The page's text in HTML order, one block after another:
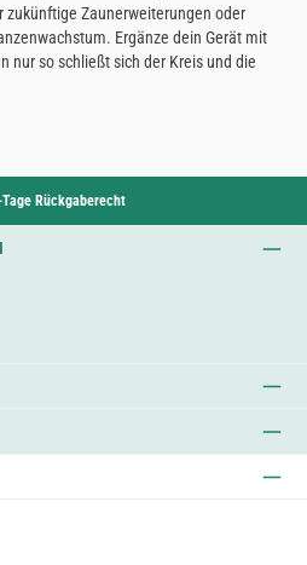
zukünftige Zaunerweiterungen oder
Ergänze dein Gerät mit
nur so schließt sich der Kreis und die
Rückgaberecht